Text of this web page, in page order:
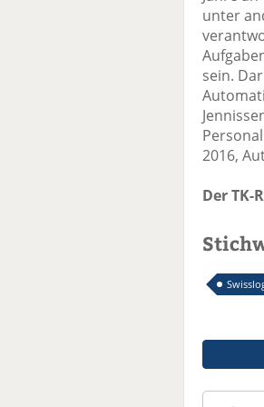
unter
sein.
2016,
Der TK-